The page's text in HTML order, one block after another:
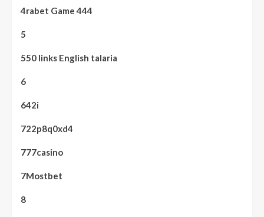
4rabet Game 444
5
550 links English talaria
6
642i
722p8q0xd4
777casino
7Mostbet
8